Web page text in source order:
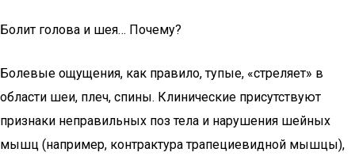
Болит голова и шея… Почему?
Болевые ощущения, как правило, тупые, «стреляет» в
области шеи, плеч, спины. Клинические присутствуют
признаки неправильных поз тела и нарушения шейных
мышц (например, контрактура трапециевидной мышцы),